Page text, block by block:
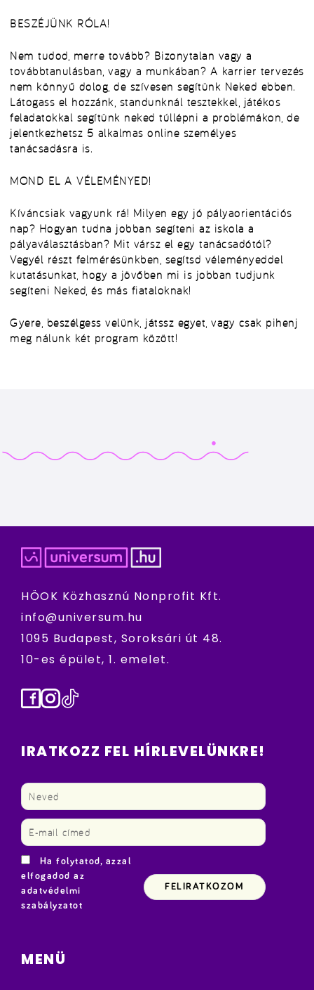
BESZÉJÜNK RÓLA!
Nem tudod, merre tovább? Bizonytalan vagy a
továbbtanulásban, vagy a munkában? A karrier tervezés
nem könnyű dolog, de szívesen segítünk Neked ebben.
Látogass el hozzánk, standunknál tesztekkel, játékos
feladatokkal segítünk neked túllépni a problémákon, de
jelentkezhetsz 5 alkalmas online személyes
tanácsadásra is.
MOND EL A VÉLEMÉNYED!
Kíváncsiak vagyunk rá! Milyen egy jó pályaorientációs
nap? Hogyan tudna jobban segíteni az iskola a
pályaválasztásban? Mit vársz el egy tanácsadótól?
Vegyél részt felmérésünkben, segítsd véleményeddel
kutatásunkat, hogy a jövőben mi is jobban tudjunk
segíteni Neked, és más fiataloknak!
Gyere, beszélgess velünk, játssz egyet, vagy csak pihenj
meg nálunk két program között!
HÖOK Közhasznú Nonprofit Kft.
info@universum.hu
1095 Budapest, Soroksári út 48.
10-es épület, 1. emelet.
Facebook
Instagram
TikTok
IRATKOZZ FEL HÍRLEVELÜNKRE!
Ha folytatod, azzal
elfogadod az
adatvédelmi
szabályzatot
MENÜ